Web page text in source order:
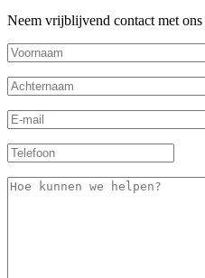
Neem vrijblijvend contact met